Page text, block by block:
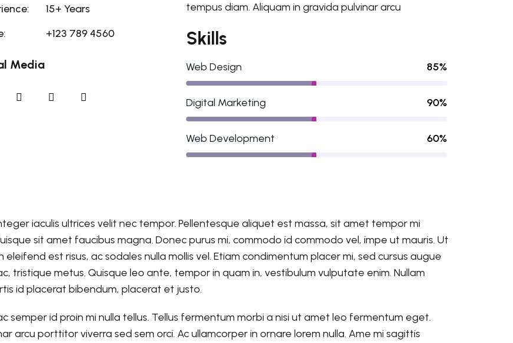
15+ Years
+123 789 4560
Media
tempus diam. Aliquam in gravida pulvinar arcu
Skills
Web Design 85%
Digital Marketing 90%
Web Development 60%
iaculis ultrices velit nec tempor. Pellentesque aliquet est massa, sit amet tempor mi
sit amet faucibus magna. Donec purus mi, commodo id commodo vel, impe ut mauris. Ut
est risus, ac sodales nulla mollis vel. Etiam condimentum placer mi, sed cursus augue
tristique metus. Quisque leo ante, tempor in quam in, vestibulum vulputate enim. Nullam
id placerat bibendum, placerat et justo.
semper id proin mi nulla tellus. Tellus fermentum morbi a nisi ut amet leo fermentum eget.
arcu porttitor viverra sed sem orci. Ac ullamcorper in ornare lorem nulla. Ame mi sagittis